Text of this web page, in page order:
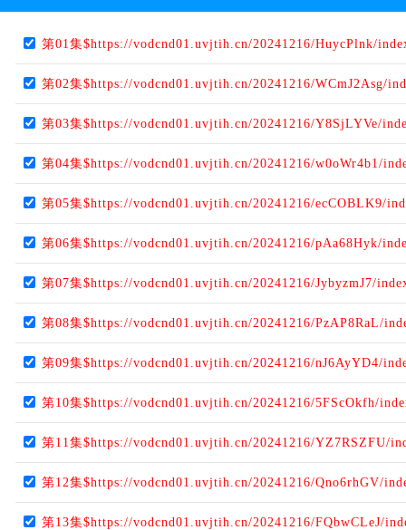
第01集$https://vodcnd01.uvjtih.cn/20241216/HuycPlnk/
第02集$https://vodcnd01.uvjtih.cn/20241216/WCmJ2Asg/
第03集$https://vodcnd01.uvjtih.cn/20241216/Y8SjLYVe/
第04集$https://vodcnd01.uvjtih.cn/20241216/w0oWr4b1/
第05集$https://vodcnd01.uvjtih.cn/20241216/ecCOBLK9/
第06集$https://vodcnd01.uvjtih.cn/20241216/pAa68Hyk/
第07集$https://vodcnd01.uvjtih.cn/20241216/JybyzmJ7/
第08集$https://vodcnd01.uvjtih.cn/20241216/PzAP8RaL/
第09集$https://vodcnd01.uvjtih.cn/20241216/nJ6AyYD4/
第10集$https://vodcnd01.uvjtih.cn/20241216/5FScOkfh/
第11集$https://vodcnd01.uvjtih.cn/20241216/YZ7RSZFU/
第12集$https://vodcnd01.uvjtih.cn/20241216/Qno6rhGV/
第13集$https://vodcnd01.uvjtih.cn/20241216/FQbwCLeJ/